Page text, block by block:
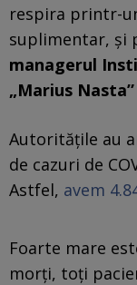
respira printr-
suplimentar, și
managerul
„Marius
Autoritățile au
de cazuri de
Astfel, avem
Foarte mare
morți, toți